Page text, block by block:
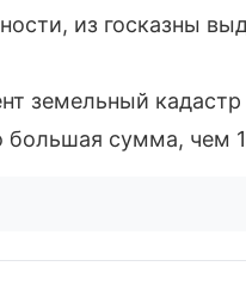
из госказны
земельный
большая сумма, чем